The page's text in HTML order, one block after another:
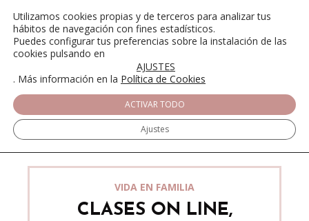
VIDA EN FAMILIA
CLASES ON LINE,
Utilizamos cookies propias y de terceros para analizar tus
hábitos de navegación con fines estadísticos.
Puedes configurar tus preferencias sobre la instalación de las
cookies pulsando en
AJUSTES
. Más información en la Política de Cookies
ACTIVAR TODO
Ajustes